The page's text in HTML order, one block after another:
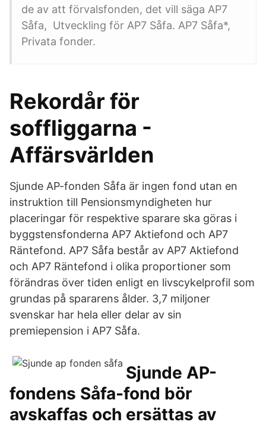
de av att förvalsfonden, det vill säga AP7
Såfa, Utveckling för AP7 Såfa. AP7 Såfa*,
Privata fonder.
Rekordår för
soffliggarna -
Affärsvärlden
Sjunde AP-fonden Såfa är ingen fond utan en
instruktion till Pensionsmyndigheten hur
placeringar för respektive sparare ska göras i
byggstensfonderna AP7 Aktiefond och AP7
Räntefond. AP7 Såfa består av AP7 Aktiefond
och AP7 Räntefond i olika proportioner som
förändras över tiden enligt en livscykelprofil som
grundas på spararens ålder. 3,7 miljoner
svenskar har hela eller delar av sin
premiepension i AP7 Såfa.
Sjunde AP-
fondens Såfa-fond bör
avskaffas och ersättas av